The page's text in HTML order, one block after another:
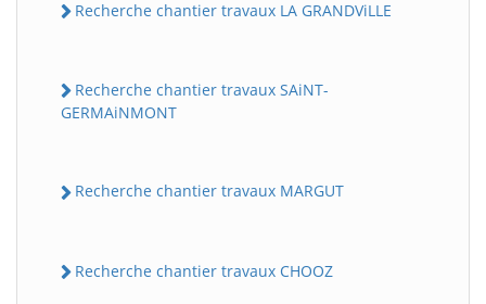
Recherche chantier travaux LA GRANDViLLE
Recherche chantier travaux SAiNT-
GERMAiNMONT
Recherche chantier travaux MARGUT
Recherche chantier travaux CHOOZ